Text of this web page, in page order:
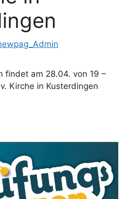
findet am 28.04. von 19 –
Kirche in Kusterdingen